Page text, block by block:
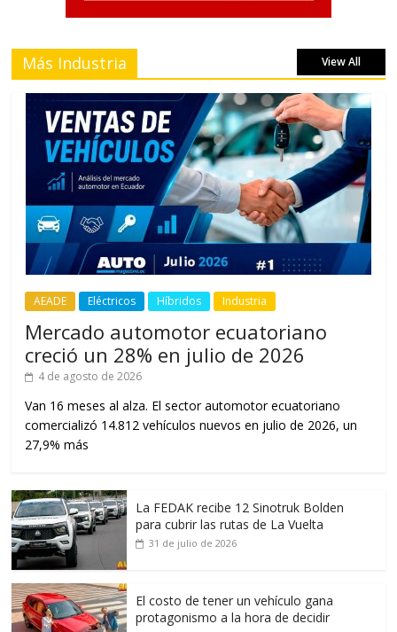
Más Industria View All
AEADE Eléctricos Híbridos Industria
Mercado automotor ecuatoriano
creció un 28% en julio de 2026
4 de agosto de 2026
Van 16 meses al alza. El sector automotor ecuatoriano
comercializó 14.812 vehículos nuevos en julio de 2026, un
27,9% más
La FEDAK recibe 12 Sinotruk Bolden
para cubrir las rutas de La Vuelta
31 de julio de 2026
El costo de tener un vehículo gana
protagonismo a la hora de decidir